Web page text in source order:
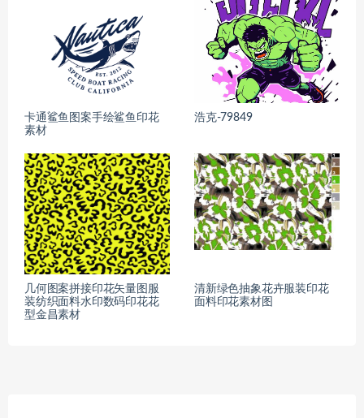
卡通鲨鱼图案手绘鲨鱼印花
素材
浩克-79849
几何图案拼接印花矢量图服
装纺织面料水印数码印花花
型金昌素材
清新绿色抽象花卉服装印花
面料印花素材图